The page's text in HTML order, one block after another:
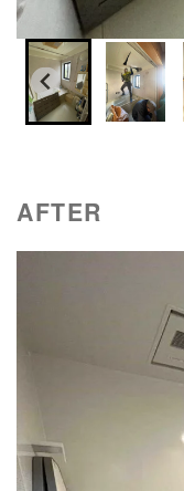
AFTER